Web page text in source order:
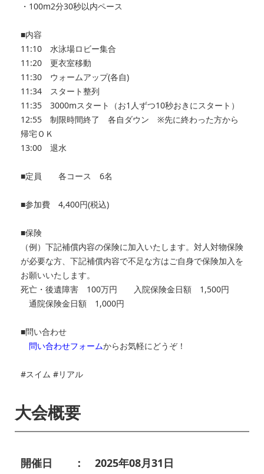
・100m2分30秒以内ペース
■内容
11:10 水泳場ロビー集合
11:20 更衣室移動
11:30 ウォームアップ(各自)
11:34 スタート整列
11:35 3000mスタート（お1人ずつ10秒おきにスタート）
12:55 制限時間終了 各自ダウン ※先に終わった方から
帰宅ＯＫ
13:00 退水
■定員 各コース 6名
■参加費 4,400円(税込)
■保険
（例）下記補償内容の保険に加入いたします。 対人対物保険
が必要な方、 下記補償内容で不足な方はご自身で保険加入を
お願いいたします。
死亡・後遺障害 100万円 入院保険金日額 1,500円
通院保険金日額 1,000円
■問い合わせ
問い合わせフォームからお気軽にどうぞ！
#スイム #リアル
大会概要
開催日 ： 2025年08月31日